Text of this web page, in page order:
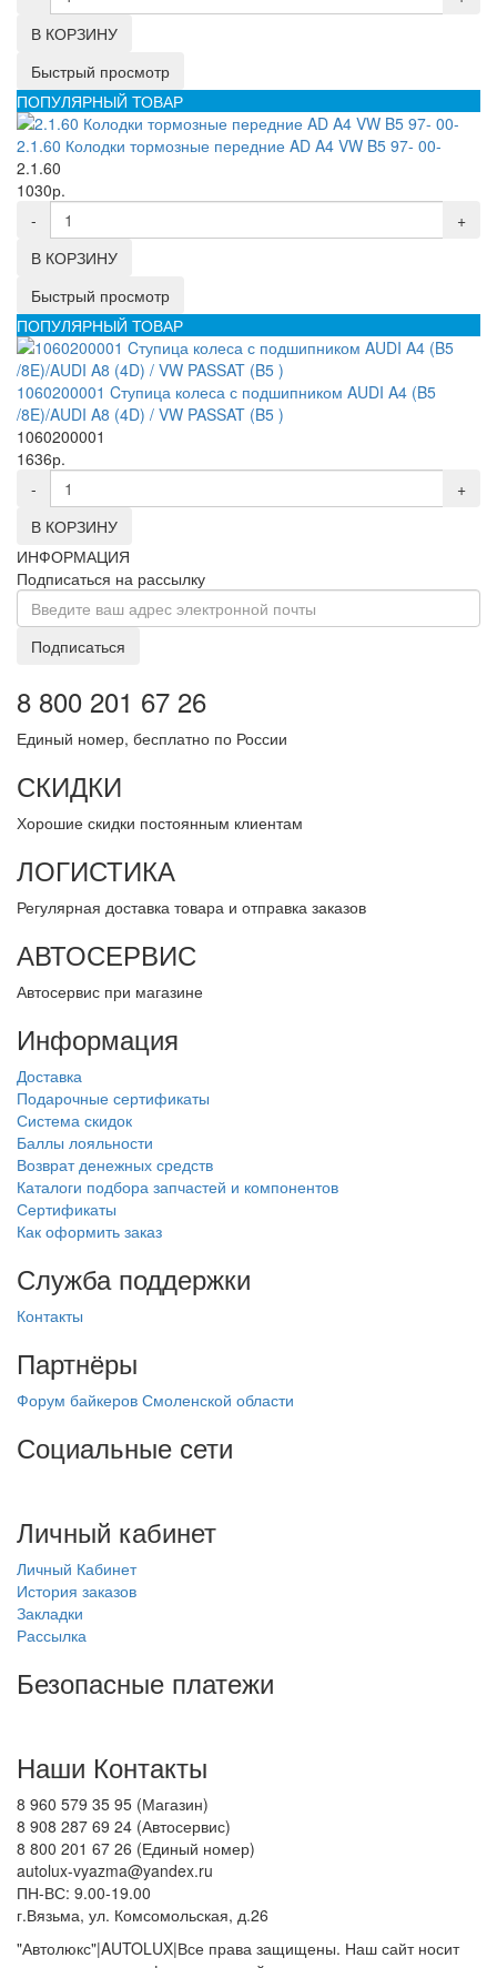
В КОРЗИНУ
Быстрый просмотр
ПОПУЛЯРНЫЙ ТОВАР
2.1.60 Колодки тормозные передние AD A4 VW B5 97- 00-
2.1.60
1030р.
-
+
В КОРЗИНУ
Быстрый просмотр
ПОПУЛЯРНЫЙ ТОВАР
1060200001 Cтупица колеса с подшипником AUDI A4 (B5
/8E)/AUDI A8 (4D) / VW PASSAT (B5 )
1060200001
1636р.
-
+
В КОРЗИНУ
ИНФОРМАЦИЯ
Подписаться на рассылку
Подписаться
8 800 201 67 26
Единый номер, бесплатно по России
СКИДКИ
Хорошие скидки постоянным клиентам
ЛОГИСТИКА
Регулярная доставка товара и отправка заказов
АВТОСЕРВИС
Автосервис при магазине
Информация
Доставка
Подарочные сертификаты
Система скидок
Баллы лояльности
Возврат денежных средств
Каталоги подбора запчастей и компонентов
Сертификаты
Как оформить заказ
Служба поддержки
Контакты
Партнёры
Форум байкеров Смоленской области
Социальные сети
Личный кабинет
Личный Кабинет
История заказов
Закладки
Рассылка
Безопасные платежи
Наши Контакты
8 960 579 35 95 (Магазин)
8 908 287 69 24 (Автосервис)
8 800 201 67 26 (Единый номер)
autolux-vyazma@yandex.ru
ПН-ВС: 9.00-19.00
г.Вязьма, ул. Комсомольская, д.26
"Автолюкс"|AUTOLUX|Все права защищены. Наш сайт носит